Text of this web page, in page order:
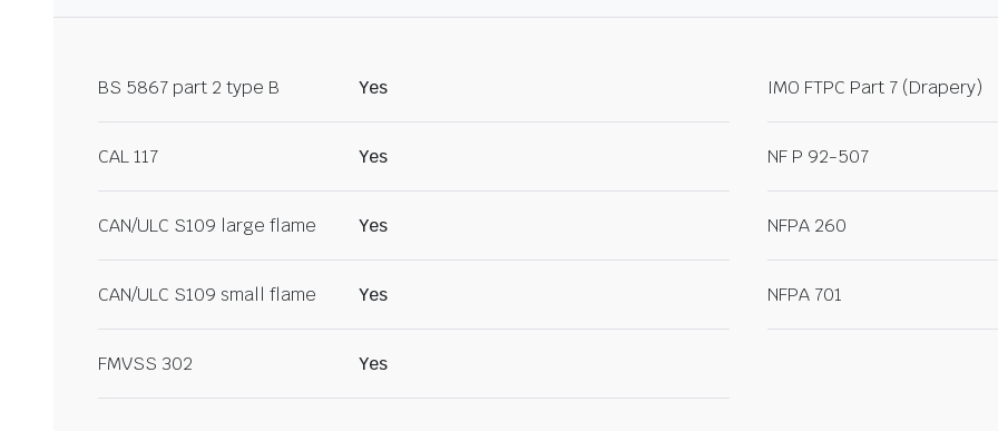
BS 5867 part 2 type B Yes IMO FTPC Part 7 (Drapery)
CAL 117 Yes NF P 92-507
CAN/ULC S109 large flame Yes NFPA 260
CAN/ULC S109 small flame Yes NFPA 701
FMVSS 302 Yes